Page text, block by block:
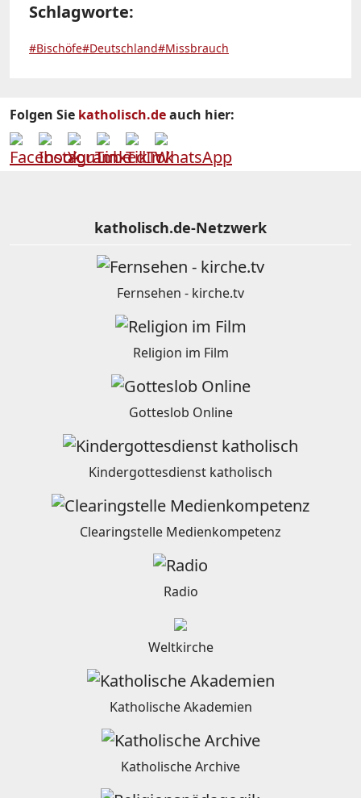
Schlagworte:
#Bischöfe#Deutschland#Missbrauch
Folgen Sie katholisch.deauch hier:
katholisch.de-Netzwerk
Fernsehen - kirche.tv
Religion im Film
Gotteslob Online
Kindergottesdienst katholisch
Clearingstelle Medienkompetenz
Radio
Weltkirche
Katholische Akademien
Katholische Archive